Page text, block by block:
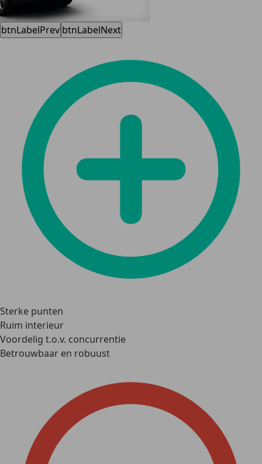
btnLabelPrev btnLabelNext
Sterke punten
Ruim interieur
Voordelig t.o.v. concurrentie
Betrouwbaar en robuust